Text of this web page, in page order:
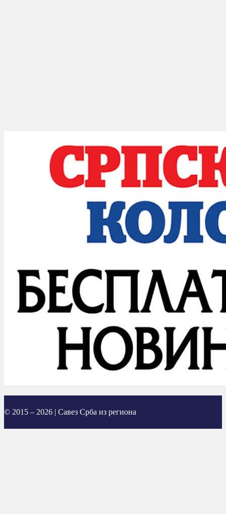
© 2015 – 2026 | Савез Срба из региона